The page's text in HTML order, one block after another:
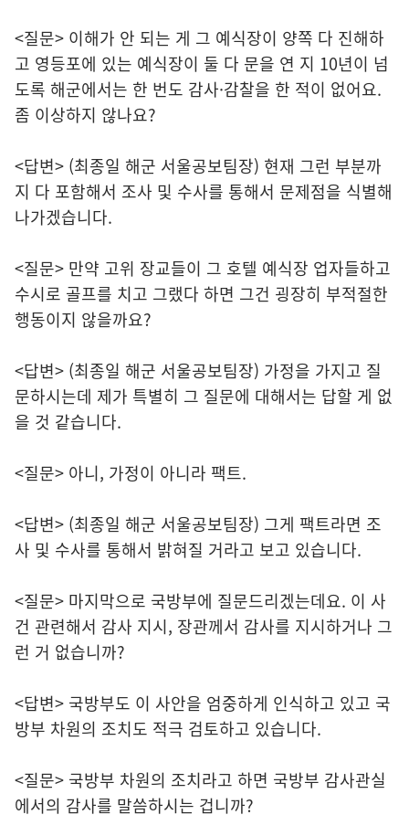
<질문> 이해가 안 되는 게 그 예식장이 양쪽 다 진해하
고 영등포에 있는 예식장이 둘 다 문을 연 지 10년이 넘
도록 해군에서는 한 번도 감사·감찰을 한 적이 없어요.
좀 이상하지 않나요?
<답변> (최종일 해군 서울공보팀장) 현재 그런 부분까
지 다 포함해서 조사 및 수사를 통해서 문제점을 식별해
나가겠습니다.
<질문> 만약 고위 장교들이 그 호텔 예식장 업자들하고
수시로 골프를 치고 그랬다 하면 그건 굉장히 부적절한
행동이지 않을까요?
<답변> (최종일 해군 서울공보팀장) 가정을 가지고 질
문하시는데 제가 특별히 그 질문에 대해서는 답할 게 없
을 것 같습니다.
<질문> 아니, 가정이 아니라 팩트.
<답변> (최종일 해군 서울공보팀장) 그게 팩트라면 조
사 및 수사를 통해서 밝혀질 거라고 보고 있습니다.
<질문> 마지막으로 국방부에 질문드리겠는데요. 이 사
건 관련해서 감사 지시, 장관께서 감사를 지시하거나 그
런 거 없습니까?
<답변> 국방부도 이 사안을 엄중하게 인식하고 있고 국
방부 차원의 조치도 적극 검토하고 있습니다.
<질문> 국방부 차원의 조치라고 하면 국방부 감사관실
에서의 감사를 말씀하시는 겁니까?